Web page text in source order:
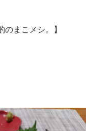
のまこメシ。】